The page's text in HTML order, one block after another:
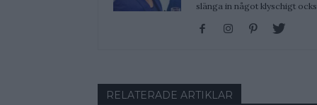
slänga in något klyschigt
RELATERADE ARTIKLAR